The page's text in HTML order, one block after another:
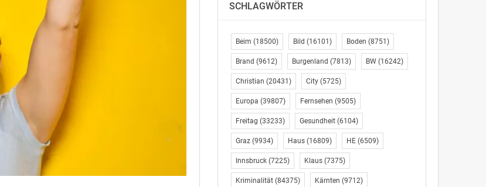
SCHLAGWÖRTER
Beim (18500) Bild (16101) Boden (8751)
Brand (9612) Burgenland (7813) BW(16242)
Christian (20431) City(5725)
Europa (39807) Fernsehen (9505)
Freitag (33233) Gesundheit(6104)
Graz(9934) Haus(16809) HE(6509)
Innsbruck(7225) Klaus(7375)
Kriminalität(84375) Kärnten (9712)